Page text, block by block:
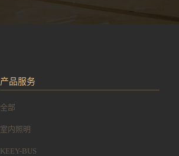
产品服务
全部
室内照明
KEEY-BUS